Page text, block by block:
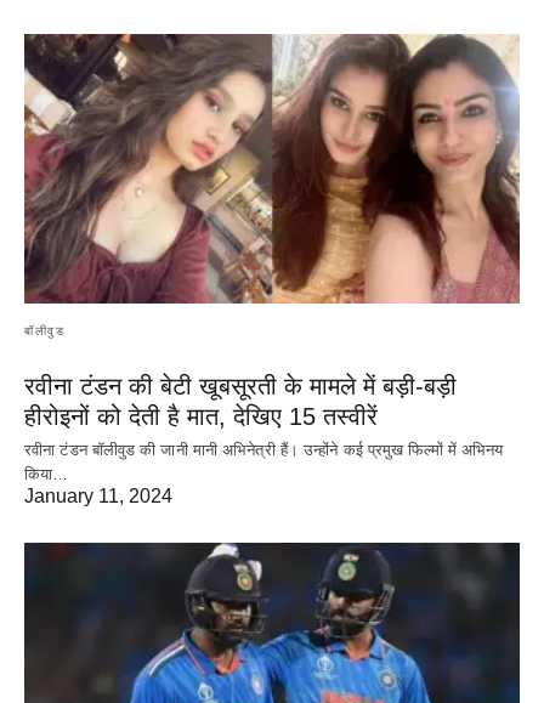
बॉलीवुड
रवीना टंडन की बेटी खूबसूरती के मामले में बड़ी-बड़ी
हीरोइनों को देती है मात, देखिए 15 तस्वीरें
रवीना टंडन बॉलीवुड की जानी मानी अभिनेत्री हैं। उन्होंने कई प्रमुख फिल्मों में अभिनय
किया…
January 11, 2024